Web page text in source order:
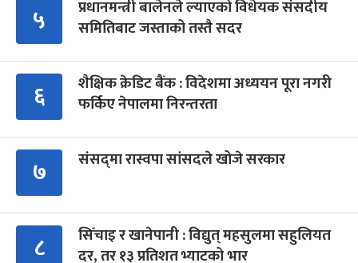
५
प्रधानमन्त्री बालेनले ल्याएको विधेयक संसदीय
समितिबाट जस्ताको तस्तै सदर
६
शैक्षिक क्रेडिट बैंक : विदेशमा अध्ययन पूरा नगरी
फर्किए नेपालमा निरन्तरता
७ संसद्‍मा रास्वपा सांसदले खोजे सरकार
८
सिँचाइ र खानेपानी : विद्युत् महसुलमा सहुलियत
दर, तर १३ प्रतिशत भ्याटको भार